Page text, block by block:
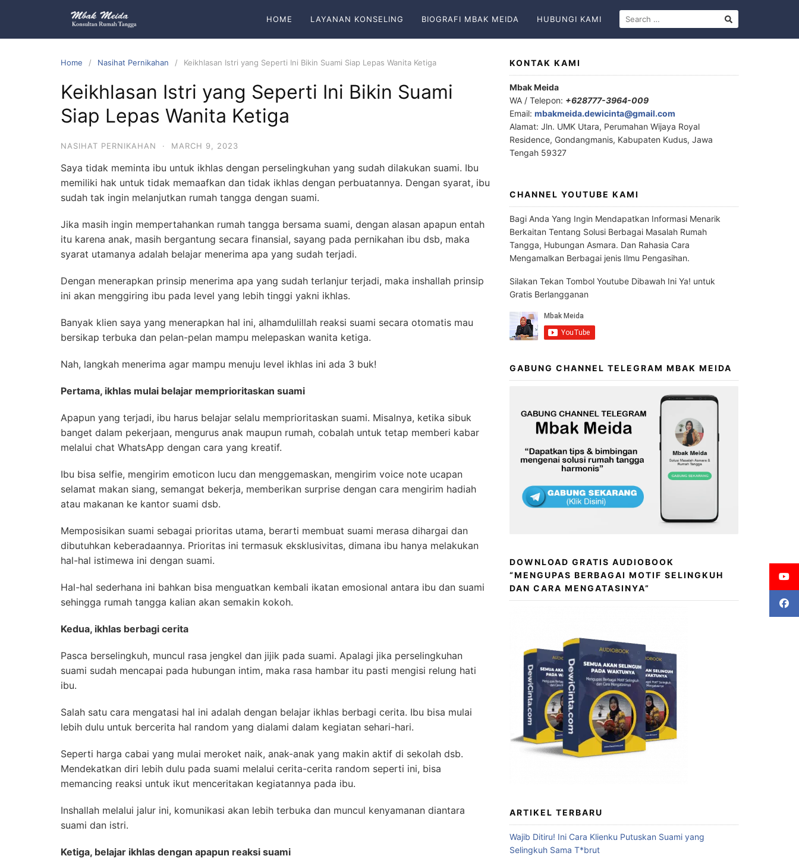
HOME LAYANAN KONSELING BIOGRAFI MBAK MEIDA HUBUNGI KAMI
Home Nasihat Pernikahan Keikhlasan Istri yang Seperti Ini Bikin Suami Siap Lepas Wanita Ketiga
Keikhlasan Istri yang Seperti Ini Bikin Suami
Siap Lepas Wanita Ketiga
NASIHAT PERNIKAHAN · MARCH 9, 2023
Saya tidak meminta ibu untuk ikhlas dengan perselingkuhan yang sudah dilakukan suami. Ibu
memiliki hak untuk tidak memaafkan dan tidak ikhlas dengan perbuatannya. Dengan syarat, ibu
sudah tak ingin melanjutkan rumah tangga dengan suami.
Jika masih ingin mempertahankan rumah tangga bersama suami, dengan alasan apapun entah
itu karena anak, masih bergantung secara finansial, sayang pada pernikahan ibu dsb, maka
syarat utamanya adalah belajar menerima apa yang sudah terjadi.
Dengan menerapkan prinsip menerima apa yang sudah terlanjur terjadi, maka inshallah prinsip
ini akan menggiring ibu pada level yang lebih tinggi yakni ikhlas.
Banyak klien saya yang menerapkan hal ini, alhamdulillah reaksi suami secara otomatis mau
bersikap terbuka dan pelan-pelan mampu melepaskan wanita ketiga.
Nah, langkah menerima agar mampu menuju level ikhlas ini ada 3 buk!
Pertama, ikhlas mulai belajar memprioritaskan suami
Apapun yang terjadi, ibu harus belajar selalu memprioritaskan suami. Misalnya, ketika sibuk
banget dalam pekerjaan, mengurus anak maupun rumah, cobalah untuk tetap memberi kabar
melalui chat WhatsApp dengan cara yang kreatif.
Ibu bisa selfie, mengirim emoticon lucu dan menggemaskan, mengirim voice note ucapan
selamat makan siang, semangat bekerja, memberikan surprise dengan cara mengirim hadiah
atau makanan ke kantor suami dsb.
Memposisikan suami sebagai prioritas utama, berarti membuat suami merasa dihargai dan
dibutuhkan keberadaannya. Prioritas ini termasuk eksklusivitas, dimana ibu hanya melakukan
hal-hal istimewa ini dengan suami.
Hal-hal sederhana ini bahkan bisa menguatkan kembali ikatan emosional antara ibu dan suami
sehingga rumah tangga kalian akan semakin kokoh.
Kedua, ikhlas berbagi cerita
Pasca berselingkuh, muncul rasa jengkel dan jijik pada suami. Apalagi jika perselingkuhan
suami sudah mencapai pada hubungan intim, maka rasa hambar itu pasti mengisi relung hati
ibu.
Salah satu cara mengatasi hal ini adalah dengan belajar ikhlas berbagi cerita. Ibu bisa mulai
lebih dulu untuk bercerita hal random yang dialami dalam kegiatan sehari-hari.
Seperti harga cabai yang mulai meroket naik, anak-anak yang makin aktif di sekolah dsb.
Mendekatkan diri lebih dulu pada suami melalui cerita-cerita random seperti ini, bisa
memancing reaksi untuk ikut menceritakan kegiatannya pada ibu.
Inshallah melalui jalur ini, komunikasi akan lebih terbuka dan muncul kenyamanan diantara
suami dan istri.
Ketiga, belajar ikhlas dengan apapun reaksi suami
KONTAK KAMI
Mbak Meida
WA / Telepon: +628777-3964-009
Email: mbakmeida.dewicinta@gmail.com
Alamat: Jln. UMK Utara, Perumahan Wijaya Royal
Residence, Gondangmanis, Kabupaten Kudus, Jawa
Tengah 59327
CHANNEL YOUTUBE KAMI
Bagi Anda Yang Ingin Mendapatkan Informasi Menarik
Berkaitan Tentang Solusi Berbagai Masalah Rumah
Tangga, Hubungan Asmara. Dan Rahasia Cara
Mengamalkan Berbagai jenis Ilmu Pengasihan.
Silakan Tekan Tombol Youtube Dibawah Ini Ya! untuk
Gratis Berlangganan
GABUNG CHANNEL TELEGRAM MBAK MEIDA
DOWNLOAD GRATIS AUDIOBOOK
“MENGUPAS BERBAGAI MOTIF SELINGKUH
DAN CARA MENGATASINYA”
ARTIKEL TERBARU
Wajib Ditiru! Ini Cara Klienku Putuskan Suami yang
Selingkuh Sama T*brut